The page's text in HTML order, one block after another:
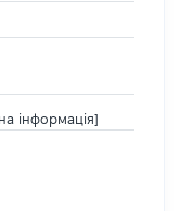
інформація]